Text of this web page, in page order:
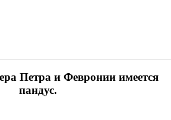
Петра и Февронии имеется
пандус.